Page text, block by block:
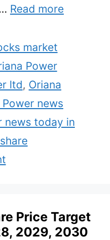
Read more
market
Power
ltd, Oriana
Power news
news today in
Price Target
2029, 2030